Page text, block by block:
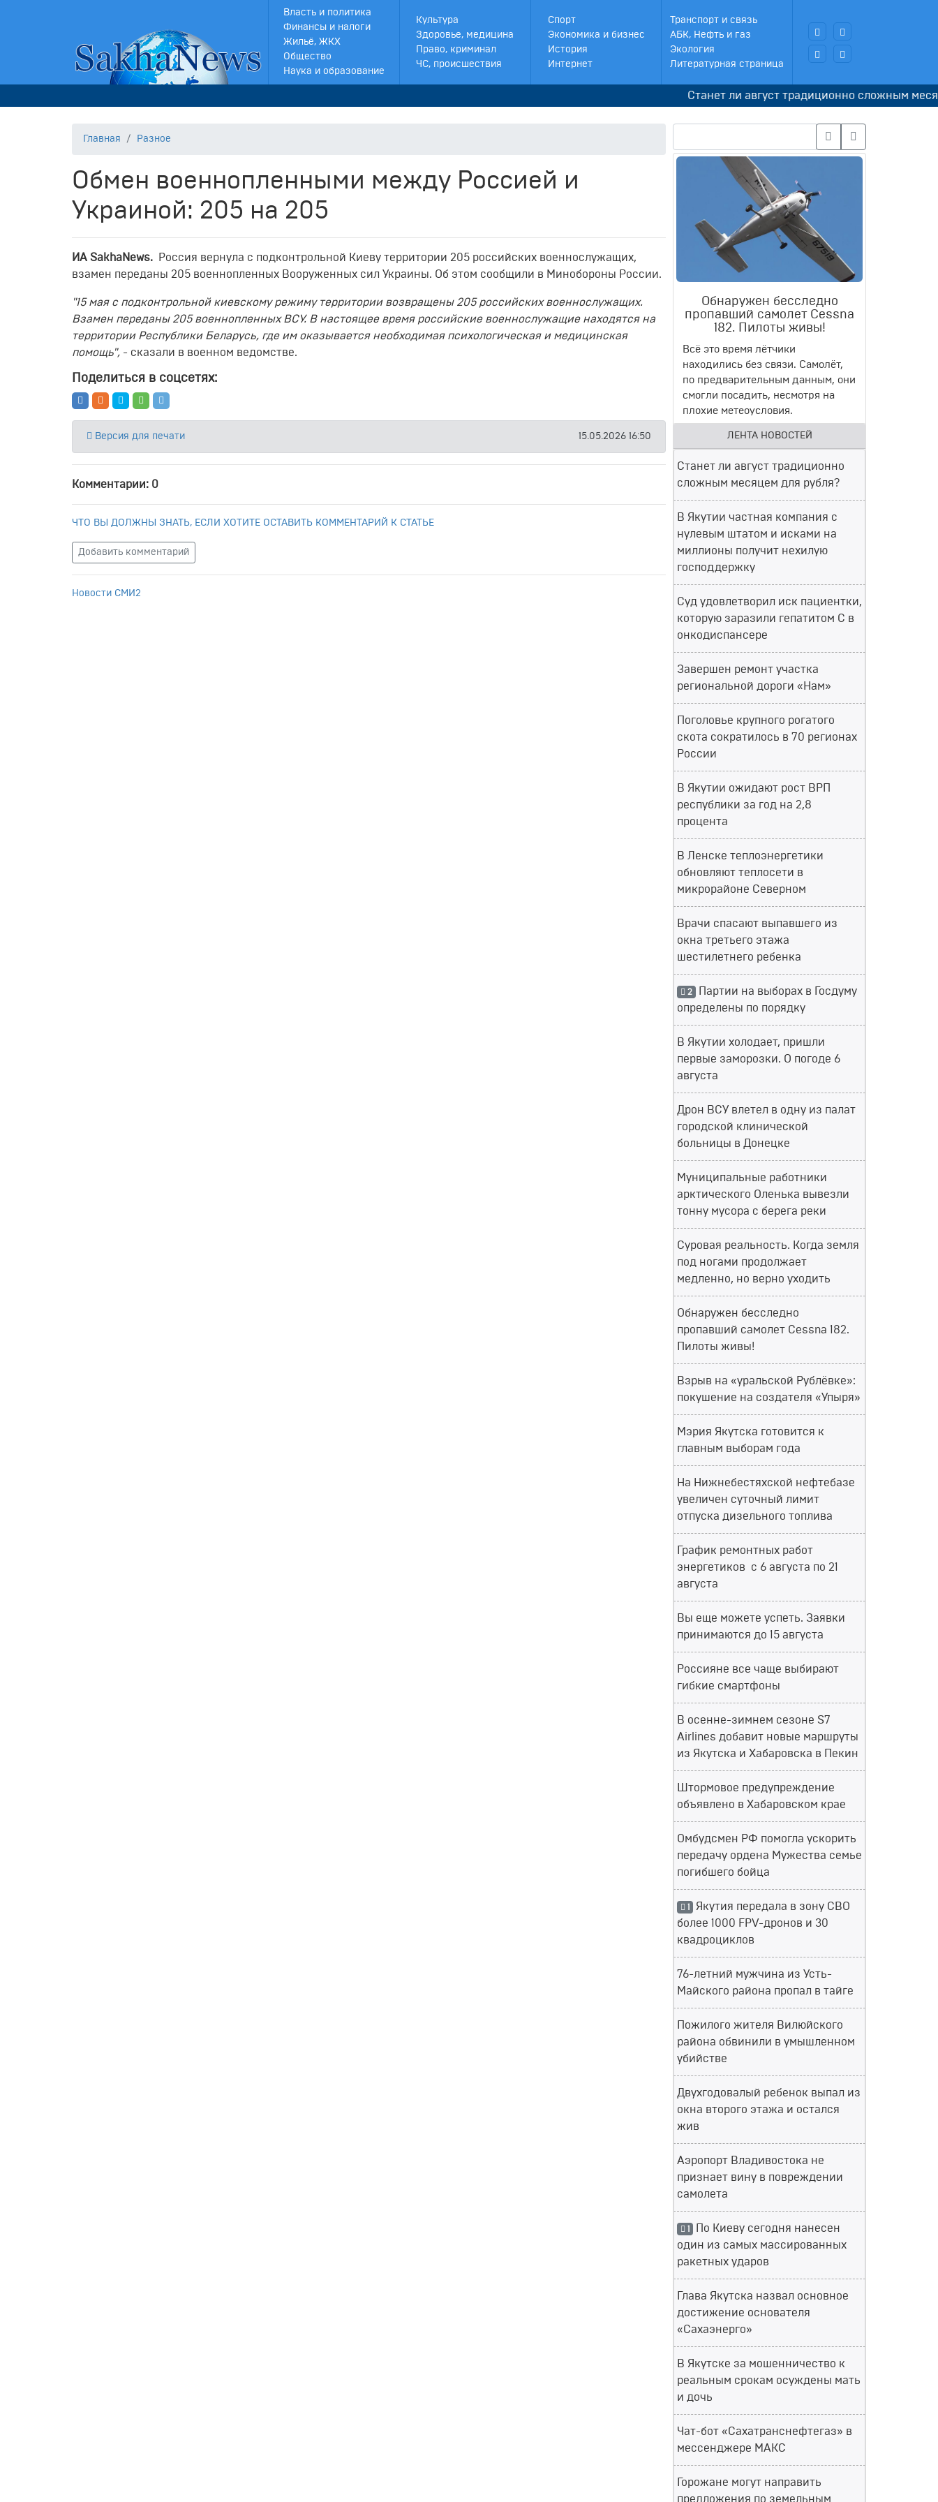
Власть и политика
Финансы и налоги
Жильё, ЖКХ
Общество
Наука и образование
Культура
Здоровье, медицина
Право, криминал
ЧС, происшествия
Спорт
Экономика и бизнес
История
Интернет
Транспорт и связь
АБК, Нефть и газ
Экология
Литературная страница
Станет ли август традиционно сложным месяцем
Главная Разное
Обмен военнопленными между Россией и
Украиной: 205 на 205
ИА SakhaNews.
Россия вернула с подконтрольной Киеву территории 205 российских военнослужащих,
взамен переданы 205 военнопленных Вооруженных сил Украины. Об этом сообщили в Минобороны России.
"15 мая с подконтрольной киевскому режиму территории возвращены 205 российских военнослужащих.
Взамен переданы 205 военнопленных ВСУ. В настоящее время российские военнослужащие находятся на
территории Республики Беларусь, где им оказывается необходимая психологическая и медицинская
помощь", - сказали в военном ведомстве.
Поделиться в соцсетях:
Версия для печати 15.05.2026 16:50
Комментарии: 0
ЧТО ВЫ ДОЛЖНЫ ЗНАТЬ, ЕСЛИ ХОТИТЕ ОСТАВИТЬ КОММЕНТАРИЙ К СТАТЬЕ
Добавить комментарий
Новости СМИ2
Обнаружен бесследно
пропавший самолет Cessna
182. Пилоты живы!
Всё это время лётчики
находились без связи. Самолёт,
по предварительным данным, они
смогли посадить, несмотря на
плохие метеоусловия.
ЛЕНТА НОВОСТЕЙ
Станет ли август традиционно
сложным месяцем для рубля?
В Якутии частная компания с
нулевым штатом и исками на
миллионы получит нехилую
господдержку
Суд удовлетворил иск пациентки,
которую заразили гепатитом С в
онкодиспансере
Завершен ремонт участка
региональной дороги «Нам»
Поголовье крупного рогатого
скота сократилось в 70 регионах
России
В Якутии ожидают рост ВРП
республики за год на 2,8
процента
В Ленске теплоэнергетики
обновляют теплосети в
микрорайоне Северном
Врачи спасают выпавшего из
окна третьего этажа
шестилетнего ребенка
2 Партии на выборах в Госдуму
определены по порядку
В Якутии холодает, пришли
первые заморозки. О погоде 6
августа
Дрон ВСУ влетел в одну из палат
городской клинической
больницы в Донецке
Муниципальные работники
арктического Оленька вывезли
тонну мусора с берега реки
Суровая реальность. Когда земля
под ногами продолжает
медленно, но верно уходить
Обнаружен бесследно
пропавший самолет Cessna 182.
Пилоты живы!
Взрыв на «уральской Рублёвке»:
покушение на создателя «Упыря»
Мэрия Якутска готовится к
главным выборам года
На Нижнебестяхской нефтебазе
увеличен суточный лимит
отпуска дизельного топлива
График ремонтных работ
энергетиков с 6 августа по 21
августа
Вы еще можете успеть. Заявки
принимаются до 15 августа
Россияне все чаще выбирают
гибкие смартфоны
В осенне-зимнем сезоне S7
Airlines добавит новые маршруты
из Якутска и Хабаровска в Пекин
Штормовое предупреждение
объявлено в Хабаровском крае
Омбудсмен РФ помогла ускорить
передачу ордена Мужества семье
погибшего бойца
1 Якутия передала в зону СВО
более 1000 FPV-дронов и 30
квадроциклов
76-летний мужчина из Усть-
Майского района пропал в тайге
Пожилого жителя Вилюйского
района обвинили в умышленном
убийстве
Двухгодовалый ребенок выпал из
окна второго этажа и остался
жив
Аэропорт Владивостока не
признает вину в повреждении
самолета
1 По Киеву сегодня нанесен
один из самых массированных
ракетных ударов
Глава Якутска назвал основное
достижение основателя
«Сахаэнерго»
В Якутске за мошенничество к
реальным срокам осуждены мать
и дочь
Чат-бот «Сахатранснефтегаз» в
мессенджере МАКС
Горожане могут направить
предложения по земельным